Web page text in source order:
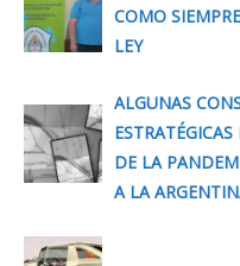
COMO
LEY
ALGUNAS
DE LA
A LA